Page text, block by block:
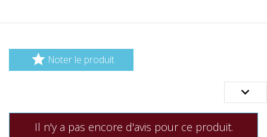
 Noter le produit

Il n'y a pas encore d'avis pour ce produit.